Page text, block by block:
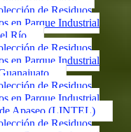
de Residuos
en Parque Industrial
Río
de Residuos
en Parque Industrial
de Residuos
en Parque Industrial
Apaseo (LINTEL)
de Residuos